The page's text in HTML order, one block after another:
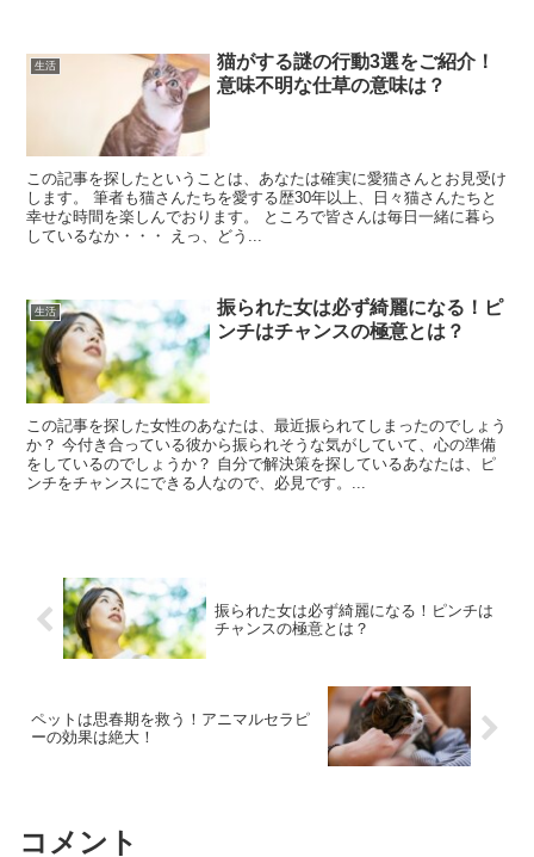
生活
猫がする謎の行動3選をご紹介！
意味不明な仕草の意味は？
この記事を探したということは、あなたは確実に愛猫さんとお見受け
します。 筆者も猫さんたちを愛する歴30年以上、日々猫さんたちと
幸せな時間を楽しんでおります。 ところで皆さんは毎日一緒に暮ら
しているなか・・・ えっ、どう...
生活
振られた女は必ず綺麗になる！ピ
ンチはチャンスの極意とは？
この記事を探した女性のあなたは、最近振られてしまったのでしょう
か？ 今付き合っている彼から振られそうな気がしていて、心の準備
をしているのでしょうか？ 自分で解決策を探しているあなたは、ピ
ンチをチャンスにできる人なので、必見です。...
振られた女は必ず綺麗になる！ピンチは
チャンスの極意とは？
ペットは思春期を救う！アニマルセラピ
ーの効果は絶大！
コメント